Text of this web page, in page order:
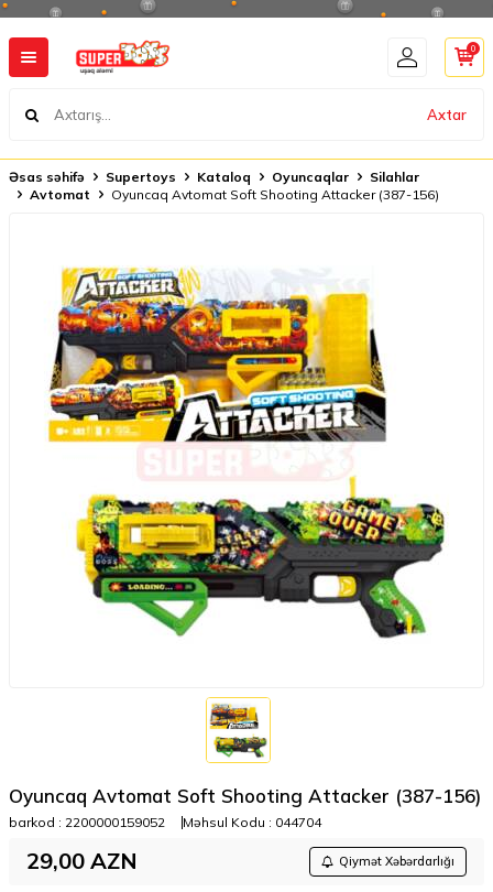
Axtar
0
Əsas səhifə Supertoys Kataloq Oyuncaqlar
Silahlar
Avtomat
Oyuncaq Avtomat Soft Shooting Attacker (387-156)
Oyuncaq Avtomat Soft Shooting Attacker (387-156)
barkod : 2200000159052 Məhsul Kodu : 044704
29,00 AZN Qiymət Xəbərdarlığı